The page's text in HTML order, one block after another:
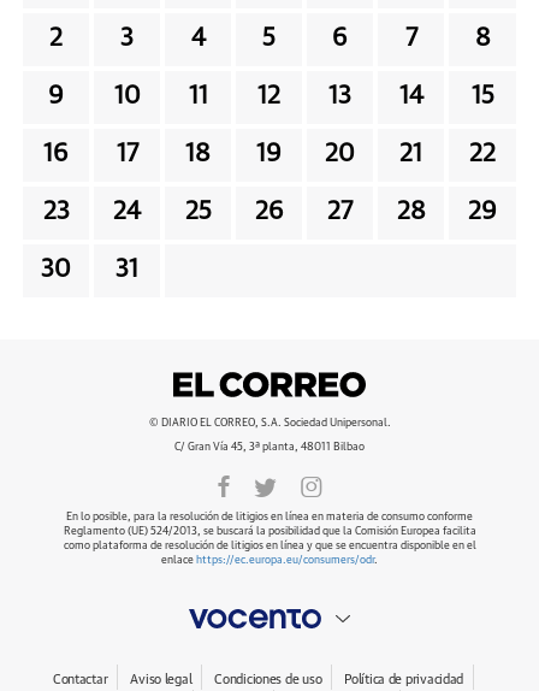
2 3 4 5 6 7 8
9 10 11 12 13 14 15
16 17 18 19 20 21 22
23 24 25 26 27 28 29
30 31
© DIARIO EL CORREO, S.A. Sociedad Unipersonal.
C/ Gran Vía 45, 3ª planta, 48011 Bilbao
En lo posible, para la resolución de litigios en línea en materia de consumo conforme
Reglamento (UE) 524/2013, se buscará la posibilidad que la Comisión Europea facilita
como plataforma de resolución de litigios en línea y que se encuentra disponible en el
enlace https://ec.europa.eu/consumers/odr.
Contactar Aviso legal Condiciones de uso Política de privacidad